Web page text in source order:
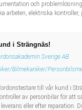
och
arbeten, elektriska
i Strängnäs!
Sverige AB
Bilmekaniker/
till vår kund i
av personbilar för att
eller efter reparation.